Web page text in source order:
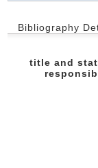
Bibliography
title and